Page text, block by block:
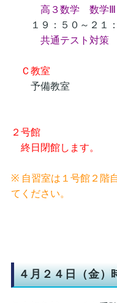
高３数学 数学Ⅲ
１９：５０～２１：
共通テスト対策
Ｃ教室
予備教室
２号館
終日閉館します。
※ 自習室は１号館２階
てください。
４月２４日（金）